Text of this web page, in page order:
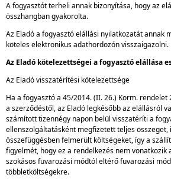
A fogyasztót terheli annak bizonyítása, hogy az
összhangban gyakorolta.
Az Eladó a fogyasztó elállási nyilatkozatát annak
köteles elektronikus adathordozón visszaigazolni.
Az Eladó kötelezettségei a fogyasztó elállása
Az Eladó visszatérítési kötelezettsége
Ha a fogyasztó a 45/2014. (II. 26.) Korm. rendelet
a szerződéstől, az Eladó legkésőbb az elállásról
számított tizennégy napon belül visszatéríti a
ellenszolgáltatásként megfizetett teljes összeget,
összefüggésben felmerült költségeket, így a
figyelmét, hogy ez a rendelkezés nem vonatkozik
szokásos fuvarozási módtól eltérő fuvarozási
többletköltségekre.